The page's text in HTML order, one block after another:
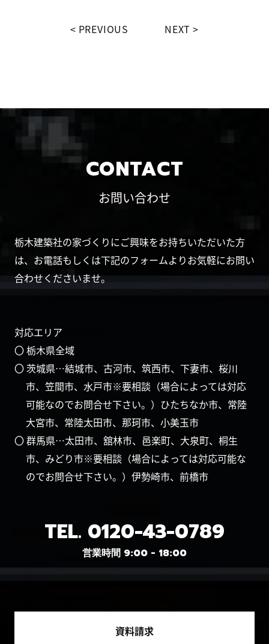
PREVIOUS NEXT
CONTACT
お問い合わせ
栃木建築社の家づくりにご興味をお持ちいただいた方
は、お電話もしくは下記のフォームよりお気軽にお問い
合わせくださいませ。
対応エリア
〇 栃木県全域
〇 茨城県…結城市、古河市、筑西市、下妻市、桜川
市、笠間市、水戸市※要相談（場合によっては対応
可能なのでお問合せ下さい。）ひたちなか市、常陸
大宮市、常陸太田市、那珂市、小美玉市
〇 群馬県…太田市、舘林市、邑楽町、大泉町、桐生
市、みどり市※要相談（場合によっては対応可能な
のでお問合せ下さい。）伊勢崎市、前橋市
TEL. 0120-43-0789
営業時間 9:00 - 18:00
資料請求